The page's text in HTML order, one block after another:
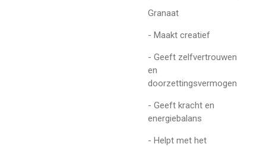
Granaat
- Maakt creatief
- Geeft zelfvertrouwen
en
doorzettingsvermogen
- Geeft kracht en
energiebalans
- Helpt met het